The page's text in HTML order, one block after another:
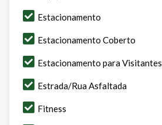
Estacionamento
Estacionamento Coberto
Estacionamento para Visitantes
Estrada/Rua Asfaltada
Fitness